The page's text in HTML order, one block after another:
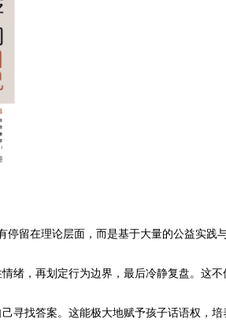
停留在理论层面，而是基于大量的公益实践
绪，再划定行为边界，最后冷静复盘。这不
寻找答案。这能极大地赋予孩子话语权，培